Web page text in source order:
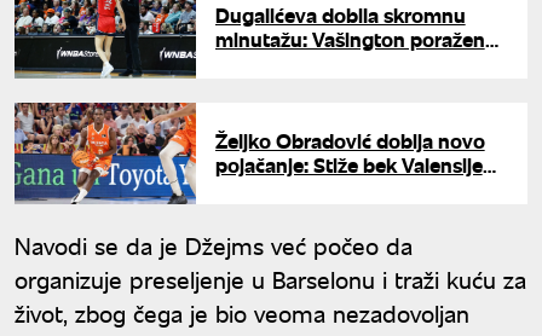
Dugalićeva dobila skromnu
minutažu: Vašington poražen
Željko Obradović dobija novo
pojačanje: Stiže bek Valensije
Navodi se da je Džejms već počeo da
organizuje preseljenje u Barselonu i traži kuću za
život, zbog čega je bio veoma nezadovoljan